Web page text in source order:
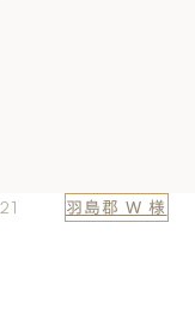
羽島郡 W 様